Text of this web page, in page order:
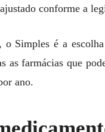
conforme a
Simples é a
as farmácias que
ano.